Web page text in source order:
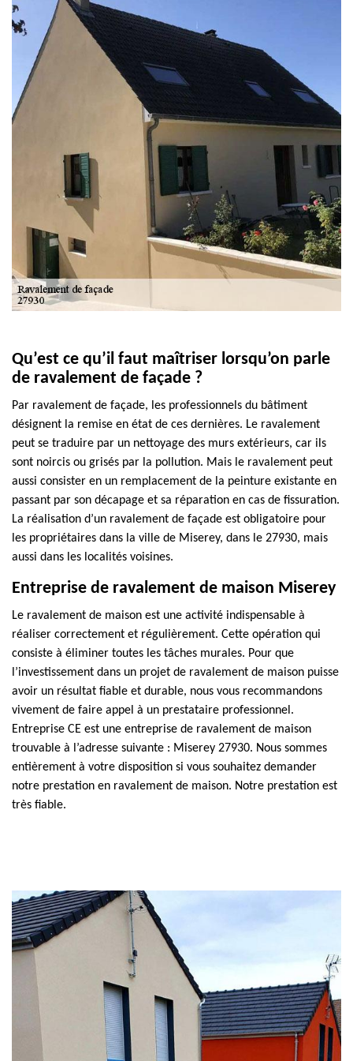
Qu’est ce qu’il faut maîtriser lorsqu’on parle
de ravalement de façade ?
Par ravalement de façade, les professionnels du bâtiment
désignent la remise en état de ces dernières. Le ravalement
peut se traduire par un nettoyage des murs extérieurs, car ils
sont noircis ou grisés par la pollution. Mais le ravalement peut
aussi consister en un remplacement de la peinture existante en
passant par son décapage et sa réparation en cas de fissuration.
La réalisation d’un ravalement de façade est obligatoire pour
les propriétaires dans la ville de Miserey, dans le 27930, mais
aussi dans les localités voisines.
Entreprise de ravalement de maison Miserey
Le ravalement de maison est une activité indispensable à
réaliser correctement et régulièrement. Cette opération qui
consiste à éliminer toutes les tâches murales. Pour que
l’investissement dans un projet de ravalement de maison puisse
avoir un résultat fiable et durable, nous vous recommandons
vivement de faire appel à un prestataire professionnel.
Entreprise CE est une entreprise de ravalement de maison
trouvable à l’adresse suivante : Miserey 27930. Nous sommes
entièrement à votre disposition si vous souhaitez demander
notre prestation en ravalement de maison. Notre prestation est
très fiable.